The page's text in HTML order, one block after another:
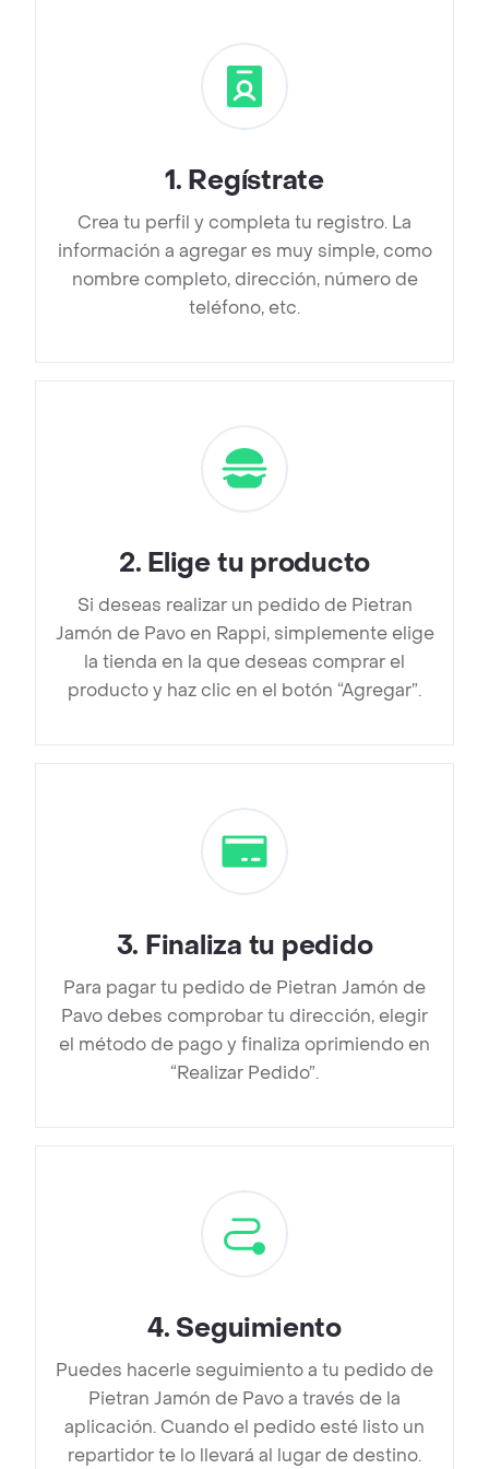
1. Regístrate
Crea tu perfil y completa tu registro. La
información a agregar es muy simple, como
nombre completo, dirección, número de
teléfono, etc.
2. Elige tu producto
Si deseas realizar un pedido de Pietran
Jamón de Pavo en Rappi, simplemente elige
la tienda en la que deseas comprar el
producto y haz clic en el botón “Agregar”.
3. Finaliza tu pedido
Para pagar tu pedido de Pietran Jamón de
Pavo debes comprobar tu dirección, elegir
el método de pago y finaliza oprimiendo en
“Realizar Pedido”.
4. Seguimiento
Puedes hacerle seguimiento a tu pedido de
Pietran Jamón de Pavo a través de la
aplicación. Cuando el pedido esté listo un
repartidor te lo llevará al lugar de destino.